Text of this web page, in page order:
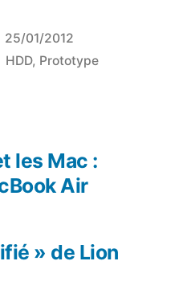
25/01/2012
Étiquettes :
HDD, Prototype
Article
précédent :
» de Lion
:
les Mac :
Air